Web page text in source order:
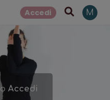
Accedi M
oAccedi